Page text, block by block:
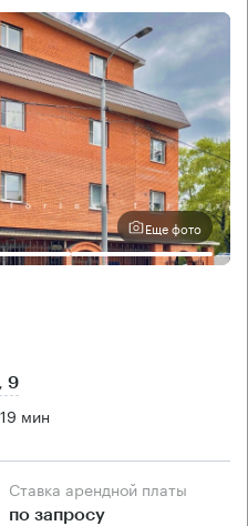
Еще фото
9
19 мин
Ставка арендной платы
по запросу